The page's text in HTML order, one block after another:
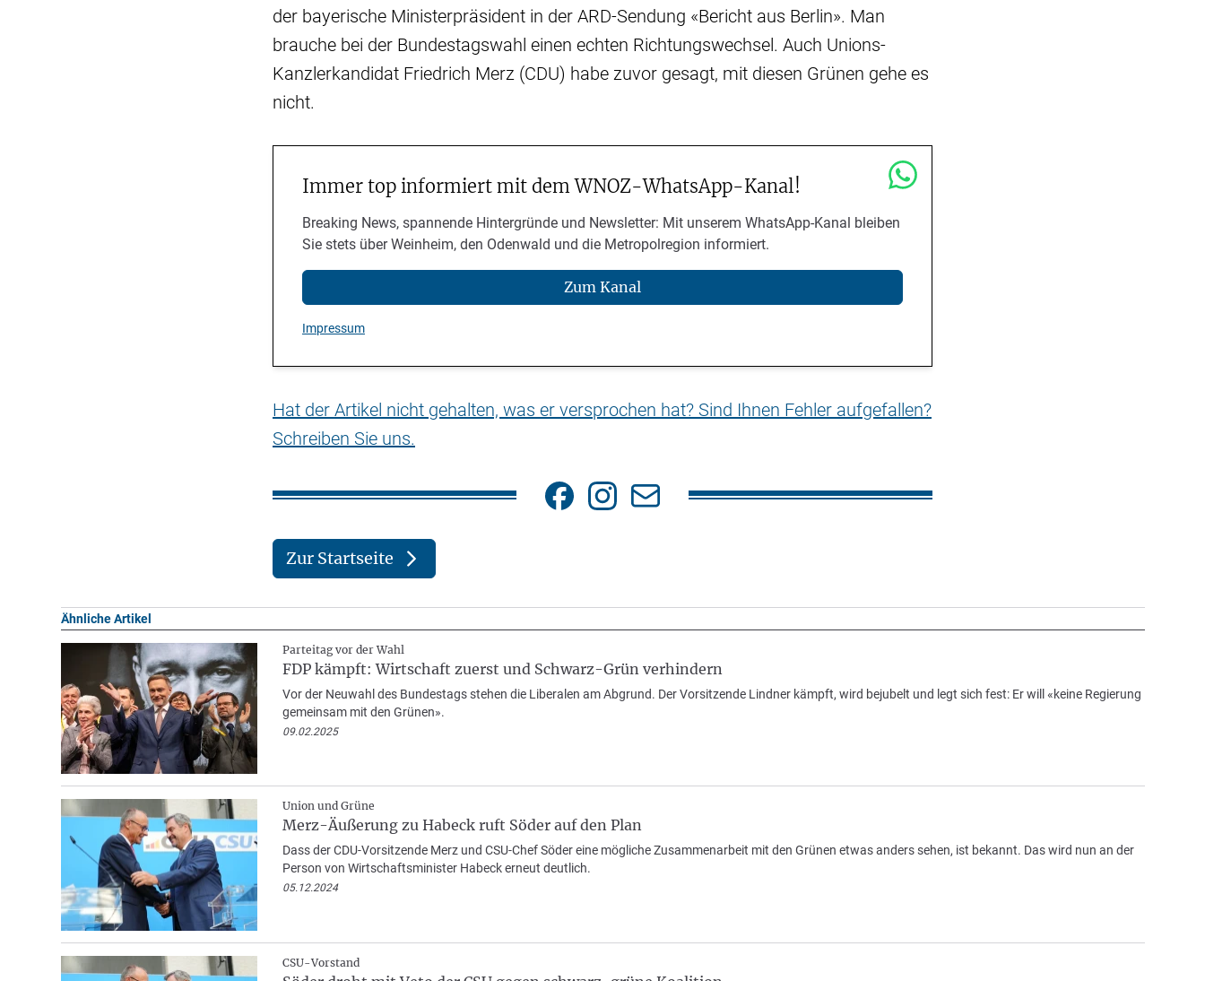
der bayerische Ministerpräsident in der ARD-Sendung «Bericht aus Berlin». Man
brauche bei der Bundestagswahl einen echten Richtungswechsel. Auch Unions-
Kanzlerkandidat Friedrich Merz (CDU) habe zuvor gesagt, mit diesen Grünen gehe es
nicht.
Immer top informiert mit dem WNOZ-WhatsApp-Kanal!
Breaking News, spannende Hintergründe und Newsletter: Mit unserem WhatsApp-Kanal bleiben
Sie stets über Weinheim, den Odenwald und die Metropolregion informiert.
Zum Kanal
Impressum
Hat der Artikel nicht gehalten, was er versprochen hat? Sind Ihnen Fehler aufgefallen?
Schreiben Sie uns.
Zur Startseite
Ähnliche Artikel
Parteitag vor der Wahl
FDP kämpft: Wirtschaft zuerst und Schwarz-Grün verhindern
Vor der Neuwahl des Bundestags stehen die Liberalen am Abgrund. Der Vorsitzende Lindner kämpft, wird bejubelt und legt sich fest: Er will «keine Regierung
gemeinsam mit den Grünen».
09.02.2025
Union und Grüne
Merz-Äußerung zu Habeck ruft Söder auf den Plan
Dass der CDU-Vorsitzende Merz und CSU-Chef Söder eine mögliche Zusammenarbeit mit den Grünen etwas anders sehen, ist bekannt. Das wird nun an der
Person von Wirtschaftsminister Habeck erneut deutlich.
05.12.2024
CSU-Vorstand